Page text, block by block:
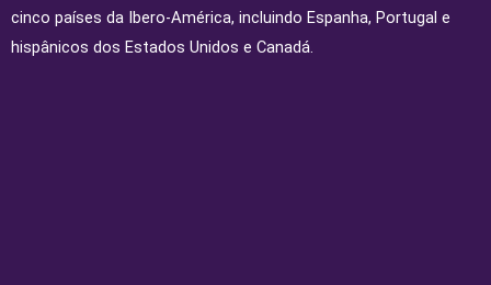
cinco países da Ibero-América, incluindo Espanha, Portugal e
hispânicos dos Estados Unidos e Canadá.